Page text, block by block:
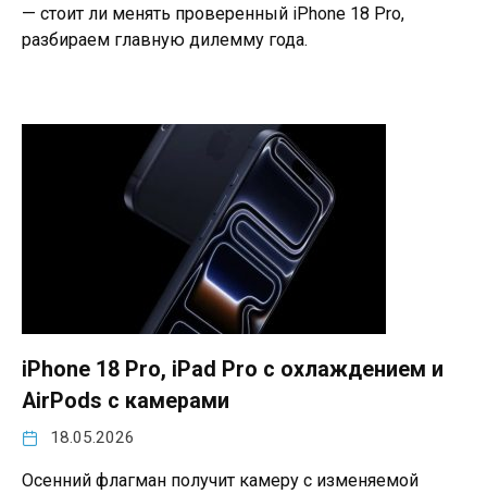
— стоит ли менять проверенный iPhone 18 Pro,
разбираем главную дилемму года.
iPhone 18 Pro, iPad Pro с охлаждением и
AirPods с камерами
18.05.2026
Осенний флагман получит камеру с изменяемой